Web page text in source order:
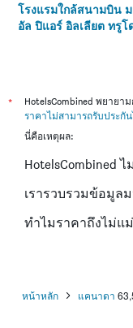
โรงแรมใกล้สนามบิน
อัล ปิแอร์ อิลเลียต ทรูโ
*
HotelsCombined พยาย
ราคาไม่สามารถรับประกั
นี่คือเหตุผล:
HotelsCombined
เรารวบรวมข้อมูล
ทำไมราคาถึงไม่แม่
หน้าหลัก แคนาดา